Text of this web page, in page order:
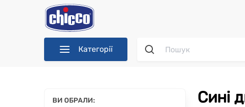
Категорії
ВИ ОБРАЛИ: